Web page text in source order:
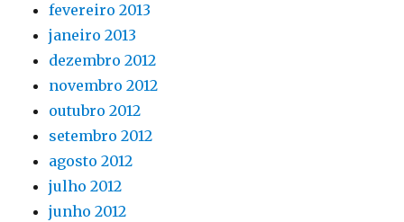
fevereiro 2013
janeiro 2013
dezembro 2012
novembro 2012
outubro 2012
setembro 2012
agosto 2012
julho 2012
junho 2012